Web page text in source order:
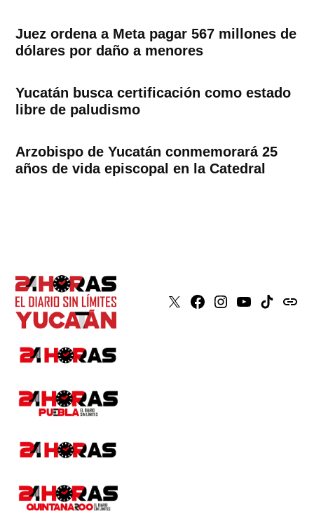
Juez ordena a Meta pagar 567 millones de
dólares por daño a menores
Yucatán busca certificación como estado
libre de paludismo
Arzobispo de Yucatán conmemorará 25
años de vida episcopal en la Catedral
X Faceboook
Instagram
YoutubeTiktokissuu